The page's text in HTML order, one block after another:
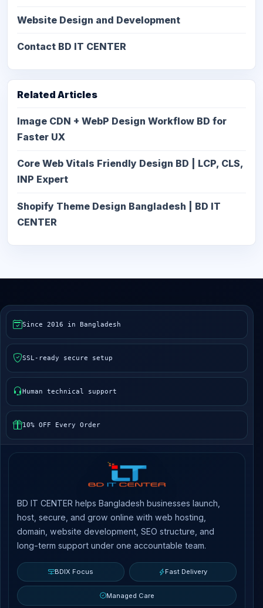
Website Design and Development
Contact BD IT CENTER
Related Articles
Image CDN + WebP Design Workflow BD for
Faster UX
Core Web Vitals Friendly Design BD | LCP, CLS,
INP Expert
Shopify Theme Design Bangladesh | BD IT
CENTER
Since 2016 in Bangladesh
SSL-ready secure setup
Human technical support
10% OFF Every Order
BD IT CENTER helps Bangladesh businesses launch,
host, secure, and grow online with web hosting,
domain, website development, SEO structure, and
long-term support under one accountable team.
BDIX Focus Fast Delivery
Managed Care